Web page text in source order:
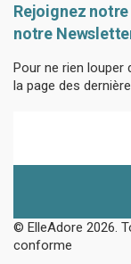
Rejoignez
notre
Pour ne rien louper
la page des
© ElleAdore 2026.
conforme